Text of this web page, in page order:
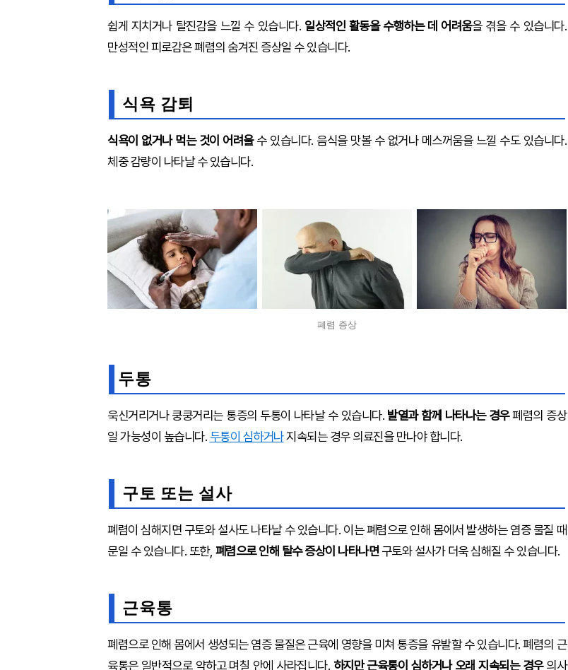
쉽게 지치거나 탈진감을 느낄 수 있습니다. 일상적인 활동을 수행하는 데 어려움을 겪을 수 있습니다.
만성적인 피로감은 폐렴의 숨겨진 증상일 수 있습니다.
식욕 감퇴
식욕이 없거나 먹는 것이 어려울수 있습니다. 음식을 맛볼 수 없거나 메스꺼움을 느낄 수도 있습니다.
체중 감량이 나타날 수 있습니다.
폐렴 증상
두통
욱신거리거나 쿵쿵거리는 통증의 두통이 나타날 수 있습니다. 발열과 함께 나타나는 경우폐렴의 증상
일 가능성이 높습니다. 두통이 심하거나지속되는 경우 의료진을 만나야 합니다.
구토 또는 설사
폐렴이 심해지면 구토와 설사도 나타날 수 있습니다. 이는 폐렴으로 인해 몸에서 발생하는 염증 물질 때
문일 수 있습니다. 또한, 폐렴으로 인해 탈수 증상이 나타나면 구토와 설사가 더욱 심해질 수 있습니다.
근육통
폐렴으로 인해 몸에서 생성되는 염증 물질은 근육에 영향을 미쳐 통증을 유발할 수 있습니다. 폐렴의 근
육통은 일반적으로 약하고 며칠 안에 사라집니다. 하지만 근육통이 심하거나 오래 지속되는 경우의사